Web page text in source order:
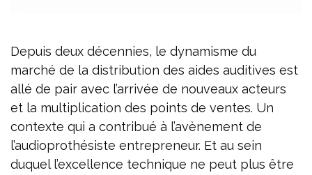
Depuis deux décennies, le dynamisme du
marché de la distribution des aides auditives est
allé de pair avec l’arrivée de nouveaux acteurs
et la multiplication des points de ventes. Un
contexte qui a contribué à l’avènement de
l’audioprothésiste entrepreneur. Et au sein
duquel l’excellence technique ne peut plus être